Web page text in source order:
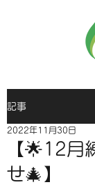
記事
【🌟12月
せ🎄】
2022年11月30日